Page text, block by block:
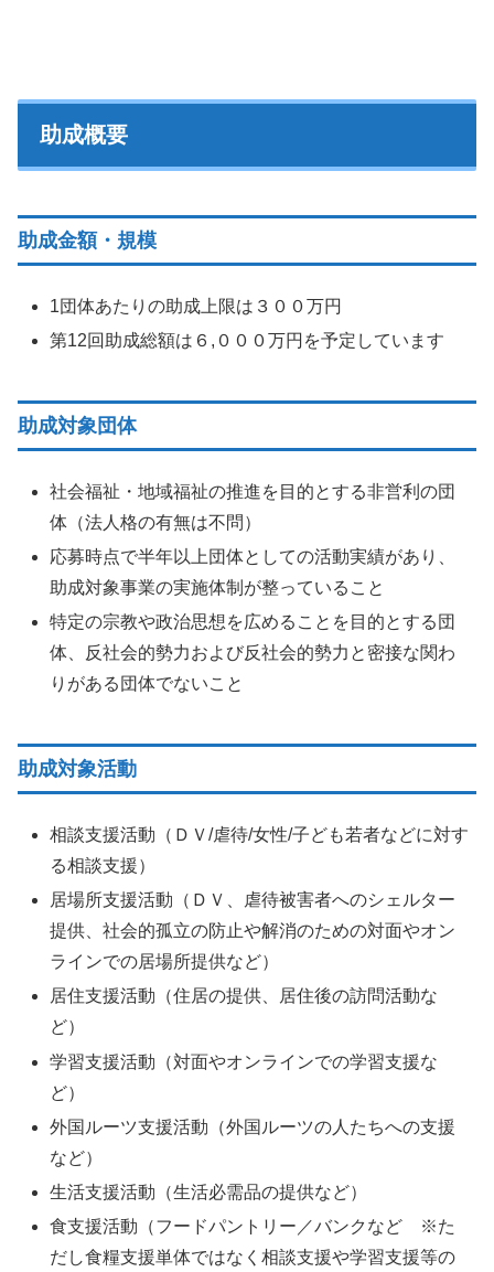
助成概要
助成金額・規模
1団体あたりの助成上限は３００万円
第12回助成総額は６,０００万円を予定しています
助成対象団体
社会福祉・地域福祉の推進を目的とする非営利の団
体（法人格の有無は不問）
応募時点で半年以上団体としての活動実績があり、
助成対象事業の実施体制が整っていること
特定の宗教や政治思想を広めることを目的とする団
体、反社会的勢力および反社会的勢力と密接な関わ
りがある団体でないこと
助成対象活動
相談支援活動（ＤＶ/虐待/女性/子ども若者などに対す
る相談支援）
居場所支援活動（ＤＶ、虐待被害者へのシェルター
提供、社会的孤立の防止や解消のための対面やオン
ラインでの居場所提供など）
居住支援活動（住居の提供、居住後の訪問活動な
ど）
学習支援活動（対面やオンラインでの学習支援な
ど）
外国ルーツ支援活動（外国ルーツの人たちへの支援
など）
生活支援活動（生活必需品の提供など）
食支援活動（フードパントリー／バンクなど ※た
だし食糧支援単体ではなく相談支援や学習支援等の